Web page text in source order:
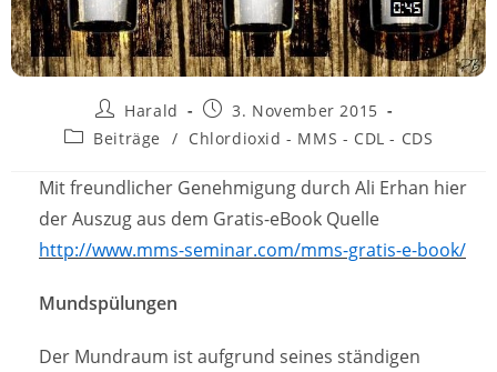
Beitrags-
Autor:
Harald
Beitrag
veröffentlicht:
3. November 2015
Beitrags-
Beiträge / Chlordioxid - MMS - CDL - CDS
Mit freundlicher Genehmigung durch Ali Erhan hier
der Auszug aus dem Gratis-eBook Quelle
http://www.mms-seminar.com/mms-gratis-e-book/
Mundspülungen
Der Mundraum ist aufgrund seines ständigen